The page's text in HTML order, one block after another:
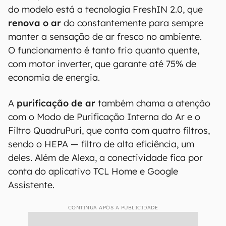
do modelo está a tecnologia FreshIN 2.0, que
renova o ar do constantemente para sempre
manter a sensação de ar fresco no ambiente.
O funcionamento é tanto frio quanto quente,
com motor inverter, que garante até 75% de
economia de energia.
A purificação de ar também chama a atenção
com o Modo de Purificação Interna do Ar e o
Filtro QuadruPuri, que conta com quatro filtros,
sendo o HEPA — filtro de alta eficiência, um
deles. Além de Alexa, a conectividade fica por
conta do aplicativo TCL Home e Google
Assistente.
CONTINUA APÓS A PUBLICIDADE